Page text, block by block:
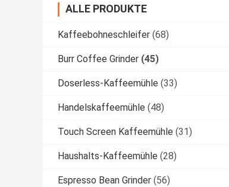
ALLE PRODUKTE
Kaffeebohneschleifer (68)
Burr Coffee Grinder (45)
Doserless-Kaffeemühle (33)
Handelskaffeemühle (48)
Touch Screen Kaffeemühle (31)
Haushalts-Kaffeemühle (28)
Espresso Bean Grinder (56)